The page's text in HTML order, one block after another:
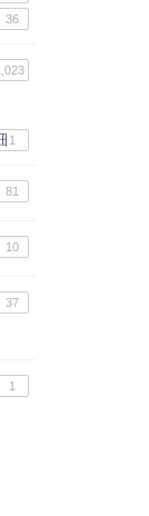
36
1
81
10
37
1